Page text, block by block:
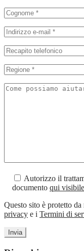
Autorizzo il
documento qui visibile
Questo sito è protetto
privacy e i Termini di